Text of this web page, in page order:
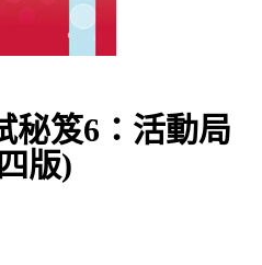
秘笈6：活動局
版)